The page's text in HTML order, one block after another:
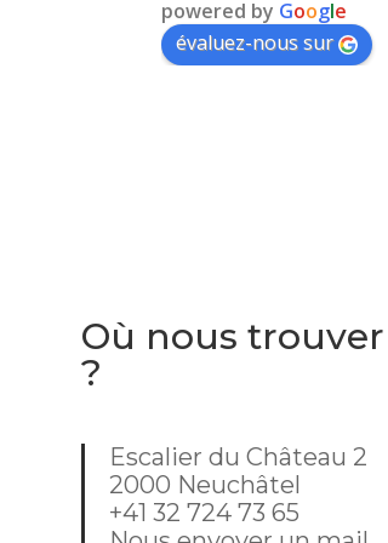
powered by Google
évaluez-nous sur
Où nous trouver
?
Escalier du Château 2
2000 Neuchâtel
+41 32 724 73 65